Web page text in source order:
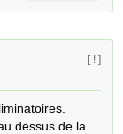
[ ! ]
dessus de la